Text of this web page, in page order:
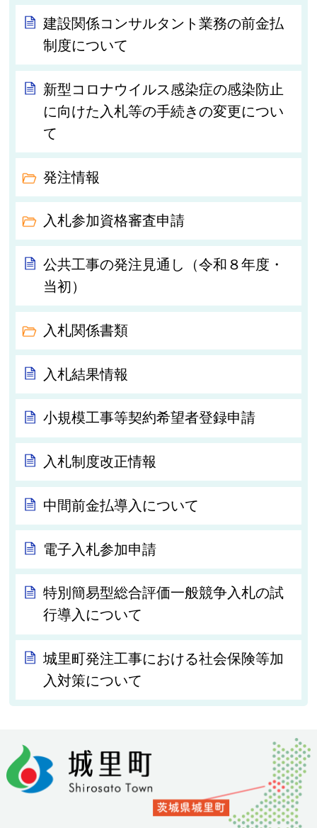
建設関係コンサルタント業務の前金払
制度について
新型コロナウイルス感染症の感染防止
に向けた入札等の手続きの変更につい
て
発注情報
入札参加資格審査申請
公共工事の発注見通し（令和８年度・
当初）
入札関係書類
入札結果情報
小規模工事等契約希望者登録申請
入札制度改正情報
中間前金払導入について
電子入札参加申請
特別簡易型総合評価一般競争入札の試
行導入について
城里町発注工事における社会保険等加
入対策について